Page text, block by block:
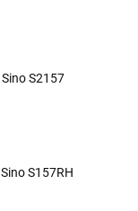
S2157
S157RH